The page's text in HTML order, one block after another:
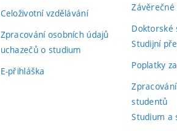
Celoživotní vzdělávání
Zpracování osobních údajů
uchazečů o studium
E-přihláška
Závěrečné
Doktorské
Studijní
Poplatky
studentů
Studium a